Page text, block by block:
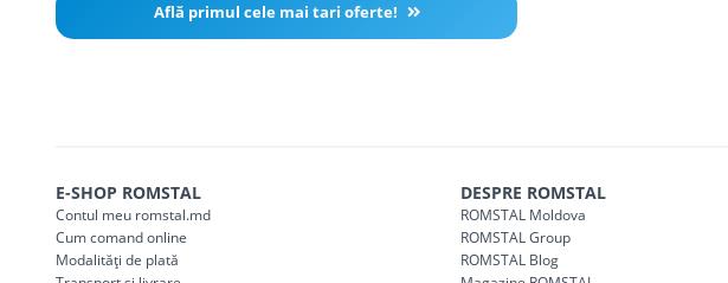
Află primul cele mai tari oferte!
E-SHOP ROMSTAL
Contul meu romstal.md
Cum comand online
Modalități de plată
DESPRE ROMSTAL
ROMSTAL Moldova
ROMSTAL Group
ROMSTAL Blog